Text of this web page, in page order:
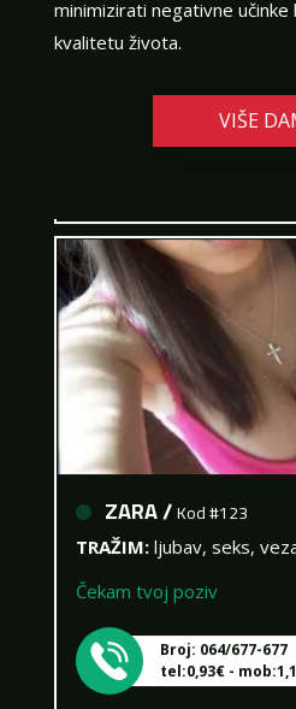
minimizirati negativne
kvalitetu života.
VIŠE
Kod #133
TRAŽIM:ljubav, brak,
Broj: 064/677-677
ZARA /
TRAŽIM:
Čekam tvoj poziv
Broj: 064/677-677
tel:0,93€ -